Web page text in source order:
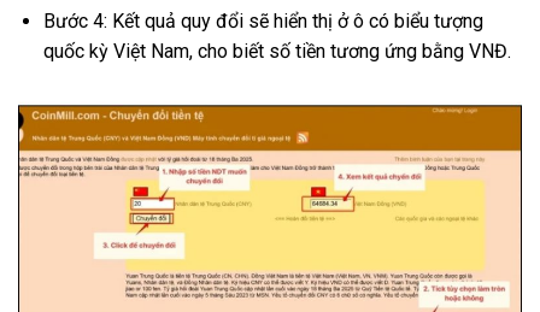
Bước 4: Kết quả quy đổi sẽ hiển thị ở ô có biểu tượng
quốc kỳ Việt Nam, cho biết số tiền tương ứng bằng VNĐ.